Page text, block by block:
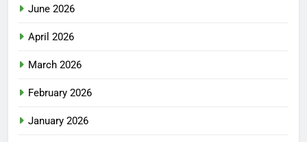
June 2026
April 2026
March 2026
February 2026
January 2026